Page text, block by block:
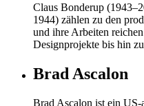
Claus Bonderup
1944) zählen zu den
und ihre Arbeiten
Designprojekte bis hin
Brad Ascalon
Brad Ascalon ist ein US-